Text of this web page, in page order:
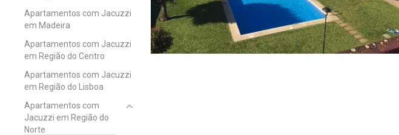
Apartamentos com Jacuzzi
em Madeira
Apartamentos com Jacuzzi
em Região do Centro
Apartamentos com Jacuzzi
em Região do Lisboa
Apartamentos com
Jacuzzi em Região do
Norte